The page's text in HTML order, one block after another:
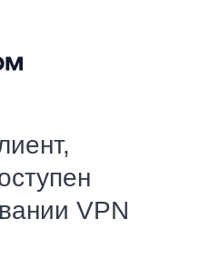
VPN